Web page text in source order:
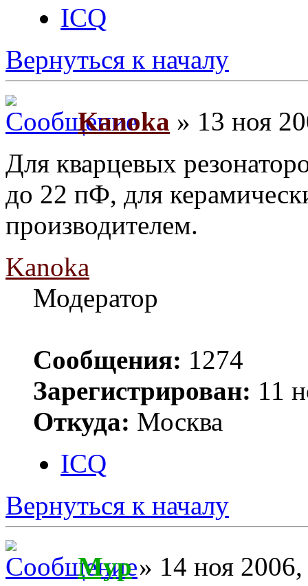
ICQ
Вернуться к началу
Kanoka » 13 ноя
Для кварцевых
до 22 пФ, для
производителем.
Kanoka
Модератор
Сообщения: 1274
Зарегистрирован: 11
Откуда: Москва
ICQ
Вернуться к началу
Myp» 14 ноя